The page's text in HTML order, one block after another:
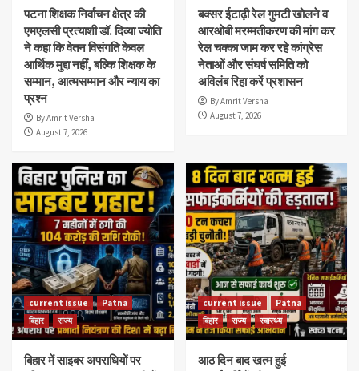
पटना शिक्षक निर्वाचन क्षेत्र की
एमएलसी प्रत्याशी डॉ. दिव्या ज्योति
ने कहा कि वेतन विसंगति केवल
आर्थिक मुद्दा नहीं, बल्कि शिक्षक के
सम्मान, आत्मसम्मान और न्याय का
प्रश्न
By Amrit Versha
August 7, 2026
बक्सर ईटाढ़ी रेल गुमटी खोलने व
आरओबी मरम्मतीकरण की मांग कर
रेल चक्का जाम कर रहे कांग्रेस
नेताओं और संघर्ष समिति को
अविलंब रिहा करें प्रशासन
By Amrit Versha
August 7, 2026
current issue
Patna
बिहार
राज्य
बिहार में साइबर अपराधियों पर
current issue
Patna
बिहार
राज्य स्वास्थ्य
आठ दिन बाद खत्म हुई